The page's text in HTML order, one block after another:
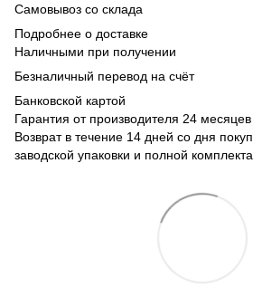
Самовывоз со склада
Подробнее о доставке
Наличными при получении
Безналичный перевод на счёт
Банковской картой
Гарантия от производителя 24 месяцев
Возврат в течение 14 дней со дня
заводской упаковки и полной